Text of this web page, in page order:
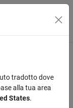
tradotto dove
alla tua area
States.